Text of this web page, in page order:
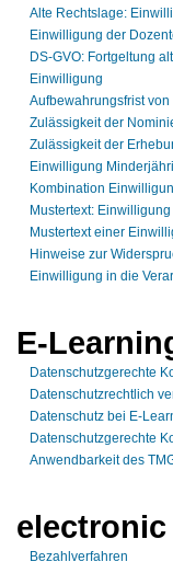
Alte Rechtslage:
Einwilligung der
DS-GVO: Fortgeltung
Einwilligung
Aufbewahrungsfrist
Zulässigkeit der
Zulässigkeit der
Einwilligung
Kombination
Mustertext:
Mustertext einer
Hinweise zur
Einwilligung in die
E-
Datenschutzgerechte
Datenschutzrechtlich
Datenschutz bei E-
Datenschutzgerechte
Anwendbarkeit des
Bezahlverfahren